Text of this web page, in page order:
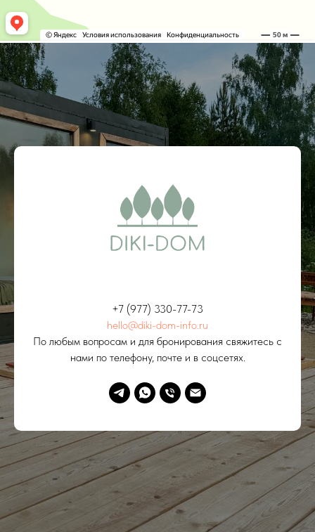
+7 (977) 330-77-73
hello@diki-dom-info.ru
По любым вопросам и для бронирования свяжитесь с
нами по телефону, почте и в соцсетях.